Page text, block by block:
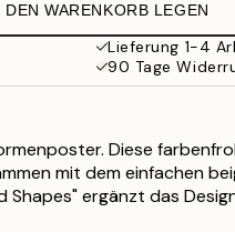
DEN WARENKORB LEGEN
Lieferung 1-4
90 Tage
Diese
mit dem einfachen
Shapes" ergänzt das